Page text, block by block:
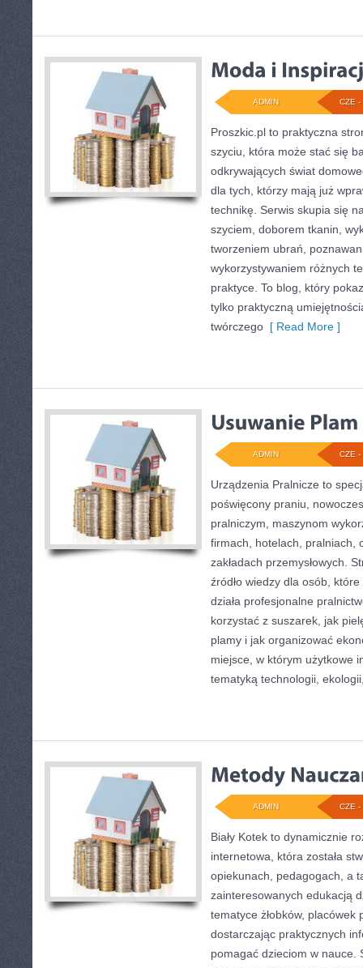
CZE -
ADMIN
Proszkic.pl to praktyczna
szyciu, która może stać się
odkrywających świat
dla tych, którzy mają już
technikę. Serwis skupia się
szyciem, doborem tkanin,
tworzeniem ubrań,
wykorzystywaniem różnych
praktyce. To blog, który
tylko praktyczną
twórczego [ Read More ]
CZE -
ADMIN
Urządzenia Pralnicze to
poświęcony praniu,
pralniczym, maszynom
firmach, hotelach, pralniach,
zakładach przemysłowych.
źródło wiedzy dla osób,
działa profesjonalne
korzystać z suszarek, jak
plamy i jak organizować
miejsce, w którym użytkowe
tematyką technologii,
CZE -
ADMIN
Biały Kotek to dynamicznie
internetowa, która została
opiekunach, pedagogach, a
zainteresowanych edukacją
tematyce żłobków, placówek
dostarczając praktycznych
pomagać dzieciom w nauce.